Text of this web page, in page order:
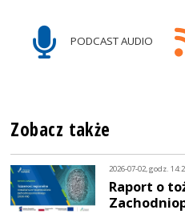
PODCAST AUDIO
Zobacz także
2026-07-02, godz.
Raport o